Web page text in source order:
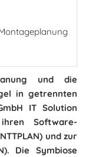
und die
in getrennten
IT Solution
Software-
und zur
Die Symbiose